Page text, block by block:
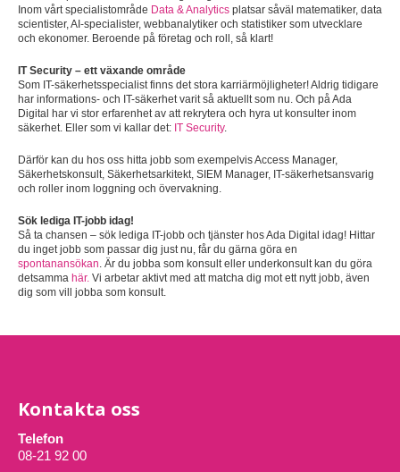
Inom vårt specialistområde Data & Analytics platsar såväl matematiker, data
scientister, AI-specialister, webbanalytiker och statistiker som utvecklare
och ekonomer. Beroende på företag och roll, så klart!
IT Security – ett växande område
Som IT-säkerhetsspecialist finns det stora karriärmöjligheter! Aldrig tidigare
har informations- och IT-säkerhet varit så aktuellt som nu. Och på Ada
Digital har vi stor erfarenhet av att rekrytera och hyra ut konsulter inom
säkerhet. Eller som vi kallar det: IT Security.
Därför kan du hos oss hitta jobb som exempelvis Access Manager,
Säkerhetskonsult, Säkerhetsarkitekt, SIEM Manager, IT-säkerhetsansvarig
och roller inom loggning och övervakning.
Sök lediga IT-jobb idag!
Så ta chansen – sök lediga IT-jobb och tjänster hos Ada Digital idag! Hittar
du inget jobb som passar dig just nu, får du gärna göra en
spontanansökan. Är du jobba som konsult eller underkonsult kan du göra
detsamma här. Vi arbetar aktivt med att matcha dig mot ett nytt jobb, även
dig som vill jobba som konsult.
Kontakta oss
Telefon
08-21 92 00